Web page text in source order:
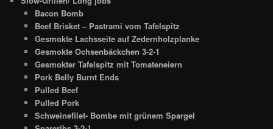
Bacon Bomb
Beef Brisket – Pastrami vom Tafelspitz
Gesmokte Lachsseite auf Zedernholzplanke
Gesmokte Ochsenbäckchen 3-2-1
Gesmokter Tafelspitz mit Tomateneiern
Pork Belly Burnt Ends
Pulled Beef
Pulled Pork
Schweinefilet- Bombe mit grünem Spargel